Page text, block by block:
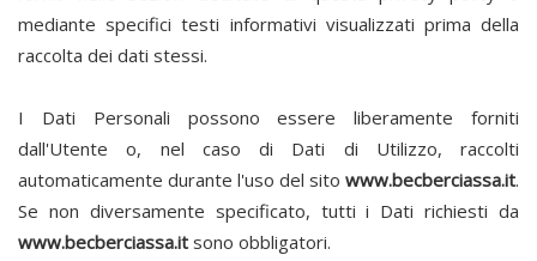
mediante specifici testi informativi visualizzati prima della
raccolta dei dati stessi.
I Dati Personali possono essere liberamente forniti
dall'Utente o, nel caso di Dati di Utilizzo, raccolti
automaticamente durante l'uso del sito www.becberciassa.it.
Se non diversamente specificato, tutti i Dati richiesti da
www.becberciassa.it sono obbligatori.